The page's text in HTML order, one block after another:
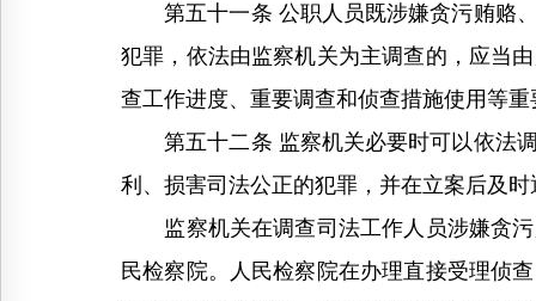
第五十一条 公职人员既涉嫌贪污贿赂、
犯罪，依法由监察机关为主调查的，应当
查工作进度、重要调查和侦查措施使用等重
第五十二条 监察机关必要时可以依法调
利、损害司法公正的犯罪，并在立案后及
监察机关在调查司法工作人员涉嫌贪污
民检察院。人民检察院在办理直接受理侦